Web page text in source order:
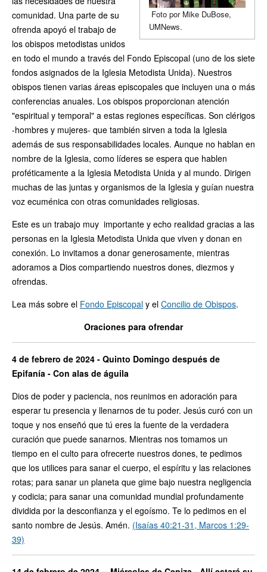
Foto por Mike DuBose,
UMNews.
comunidad. Una parte de su
ofrenda apoyó el trabajo de
los obispos metodistas unidos
en todo el mundo a través del Fondo Episcopal (uno de los siete
fondos asignados de la Iglesia Metodista Unida). Nuestros
obispos tienen varias áreas episcopales que incluyen una o más
conferencias anuales. Los obispos proporcionan atención
"espiritual y temporal" a estas regiones específicas. Son clérigos
-hombres y mujeres- que también sirven a toda la Iglesia
además de sus responsabilidades locales. Aunque no hablan en
nombre de la Iglesia, como líderes se espera que hablen
proféticamente a la Iglesia Metodista Unida y al mundo. Dirigen
muchas de las juntas y organismos de la Iglesia y guían nuestra
voz ecuménica con otras comunidades religiosas.
Este es un trabajo muy importante y echo realidad gracias a las
personas en la Iglesia Metodista Unida que viven y donan en
conexión. Lo invitamos a donar generosamente, mientras
adoramos a Dios compartiendo nuestros dones, diezmos y
ofrendas.
Lea más sobre el Fondo Episcopal y el Concilio de Obispos.
Oraciones para ofrendar
4 de febrero de 2024 - Quinto Domingo después de
Epifanía - Con alas de águila
Dios de poder y paciencia, nos reunimos en adoración para
esperar tu presencia y llenarnos de tu poder. Jesús curó con un
toque y nos enseñó que tú eres la fuente de la verdadera
curación que puede sanarnos. Mientras nos tomamos un
tiempo en el culto para ofrecerte nuestros dones, te pedimos
que los utilices para sanar el cuerpo, el espíritu y las relaciones
rotas; para sanar un planeta que gime bajo nuestra negligencia
y codicia; para sanar una comunidad mundial profundamente
dividida por la desconfianza y el egoísmo. Te lo pedimos en el
santo nombre de Jesús. Amén. (Isaías 40:21-31, Marcos 1:29-
39)